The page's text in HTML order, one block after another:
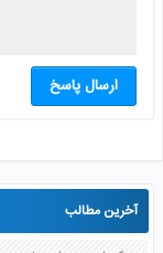
ارسال پاسخ
آخرین مطالب